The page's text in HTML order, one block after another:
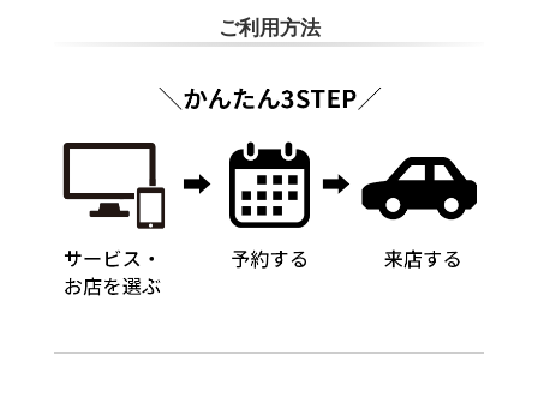
ご利用方法